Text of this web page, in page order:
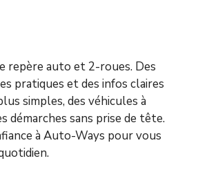
repère auto et 2-roues. Des
pratiques et des infos claires
simples, des véhicules à
démarches sans prise de tête.
à Auto-Ways pour vous